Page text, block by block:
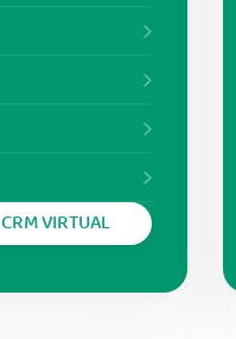
CRM VIRTUAL